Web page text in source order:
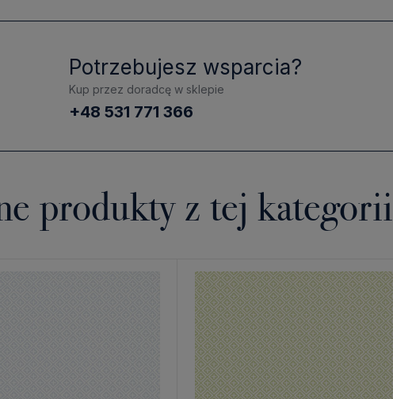
Potrzebujesz wsparcia?
Kup przez doradcę w sklepie
+48 531 771 366
produkty z tej kategorii